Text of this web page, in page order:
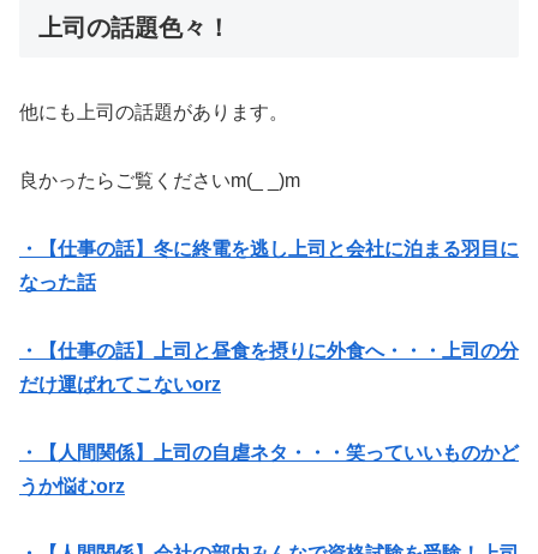
上司の話題色々！
他にも上司の話題があります。
良かったらご覧くださいm(_ _)m
・【仕事の話】冬に終電を逃し上司と会社に泊まる羽目に
なった話
・【仕事の話】上司と昼食を摂りに外食へ・・・上司の分
だけ運ばれてこないorz
・【人間関係】上司の自虐ネタ・・・笑っていいものかど
うか悩むorz